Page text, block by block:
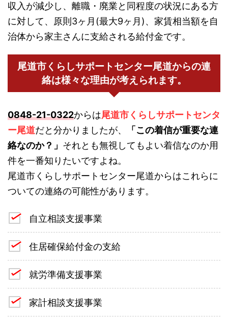
収入が減少し、離職・廃業と同程度の状況にある方
に対して、原則3ヶ月(最大9ヶ月)、家賃相当額を自
治体から家主さんに支給される給付金です。
尾道市くらしサポートセンター尾道からの連
絡は様々な理由が考えられます。
0848-21-0322からは尾道市くらしサポートセンタ
ー尾道だと分かりましたが、
「この着信が重要な連
絡なのか？」 それとも無視してもよい着信なのか用
件を一番知りたいですよね。
尾道市くらしサポートセンター尾道からはこれらに
ついての連絡の可能性があります。
自立相談支援事業
住居確保給付金の支給
就労準備支援事業
家計相談支援事業